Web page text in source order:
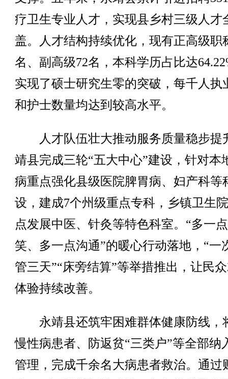
疗卫生专业人才，实现县乡村三级人才
盖。人才结构持续优化，现有正高级职
名、副高级72名，本科学历占比达
实现了硕士研究生零的突破，每千人执
和护士数量均达到较高水平。
人才队伍壮大推动服务质量稳步提
靖县完成三轮“五大中心”建设，针对本
病重点强化县级医院脾胃病、妇产科等
设，建成7个州级重点专科，乡镇卫生
点发展中医、针灸等特色科室。“多一
笑、多一点沟通”的暖心行动落地，“一
管三天”“床旁结算”等举措推出，让民
体验持续改善。
永靖县还筑牢困难群体健康防线，
慢性病患者、防返贫“三类户”等全部纳
管理，完成千余名大病患者救治。通过